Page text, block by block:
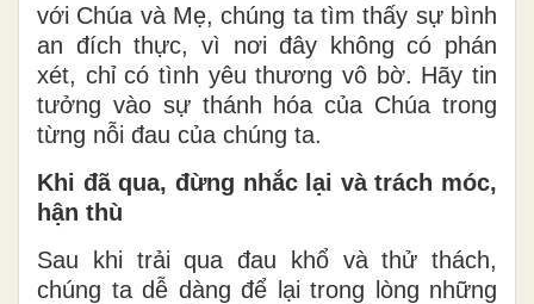
với Chúa và Mẹ, chúng ta tìm thấy sự bình
an đích thực, vì nơi đây không có phán
xét, chỉ có tình yêu thương vô bờ. Hãy tin
tưởng vào sự thánh hóa của Chúa trong
từng nỗi đau của chúng ta.
Khi đã qua, đừng nhắc lại và trách móc,
hận thù
Sau khi trải qua đau khổ và thử thách,
chúng ta dễ dàng để lại trong lòng những